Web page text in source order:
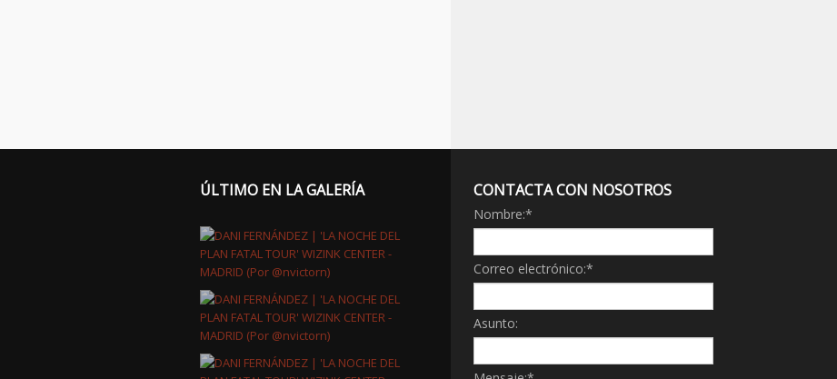
ÚLTIMO EN LA GALERÍA CONTACTA CON NOSOTROS
Nombre:*
Correo electrónico:*
Asunto: